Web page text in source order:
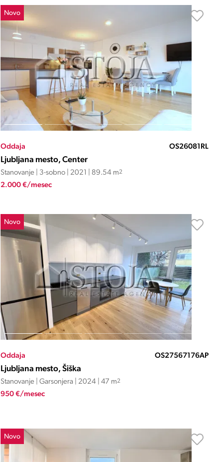
Novo
Oddaja OS26081RL
Ljubljana mesto, Center
Stanovanje | 3-sobno | 2021 | 89.54 m2
2.000 €/mesec
Novo
Oddaja OS27567176AP
Ljubljana mesto, Šiška
Stanovanje | Garsonjera | 2024 | 47 m2
950 €/mesec
Novo